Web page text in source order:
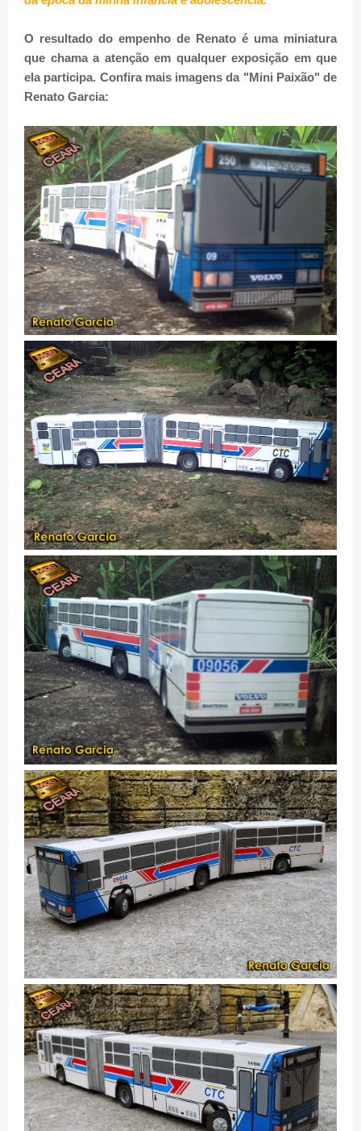
O resultado do empenho de Renato é uma miniatura
que chama a atenção em qualquer exposição em que
ela participa. Confira mais imagens da "Mini Paixão" de
Renato Garcia: